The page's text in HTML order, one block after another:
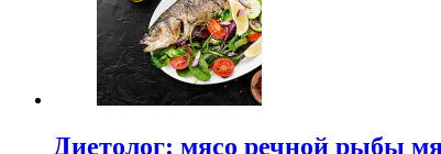
Диетолог: мясо речной рыбы